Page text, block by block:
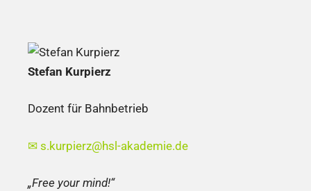
Stefan Kurpierz
Dozent für Bahnbetrieb
✉ s.kurpierz@hsl-akademie.de
„Free your mind!“